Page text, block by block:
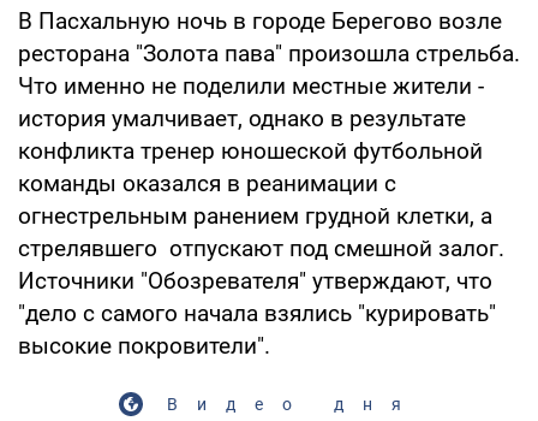
В Пасхальную ночь в городе Берегово возле
ресторана "Золота пава" произошла стрельба.
Что именно не поделили местные жители -
история умалчивает, однако в результате
конфликта тренер юношеской футбольной
команды оказался в реанимации с
огнестрельным ранением грудной клетки, а
стрелявшего отпускают под смешной залог.
Источники "Обозревателя" утверждают, что
"дело с самого начала взялись "курировать"
высокие покровители".
Видео дня